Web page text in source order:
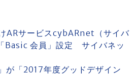
ARサービスcybARnet（サイバ
Basic 会員」設定 サイバネッ
が「2017年度グッドデザイン